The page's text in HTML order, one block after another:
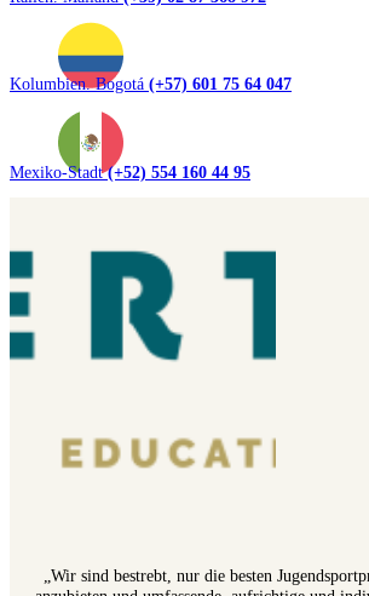
Kolumbien. Bogotá (+57) 601 75 64 047
Mexiko-Stadt(+52) 554 160 44 95
„Wir sind bestrebt, nur die besten